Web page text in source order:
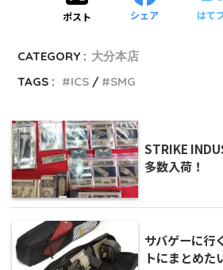
ポスト シェア はて
CATEGORY : 大分本店
TAGS :
ICS SMG
STRIKE
多数入荷！
サバゲーに行
トにまとめた